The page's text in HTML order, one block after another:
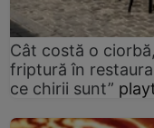
Cât costă o
friptură în
ce chirii sunt”